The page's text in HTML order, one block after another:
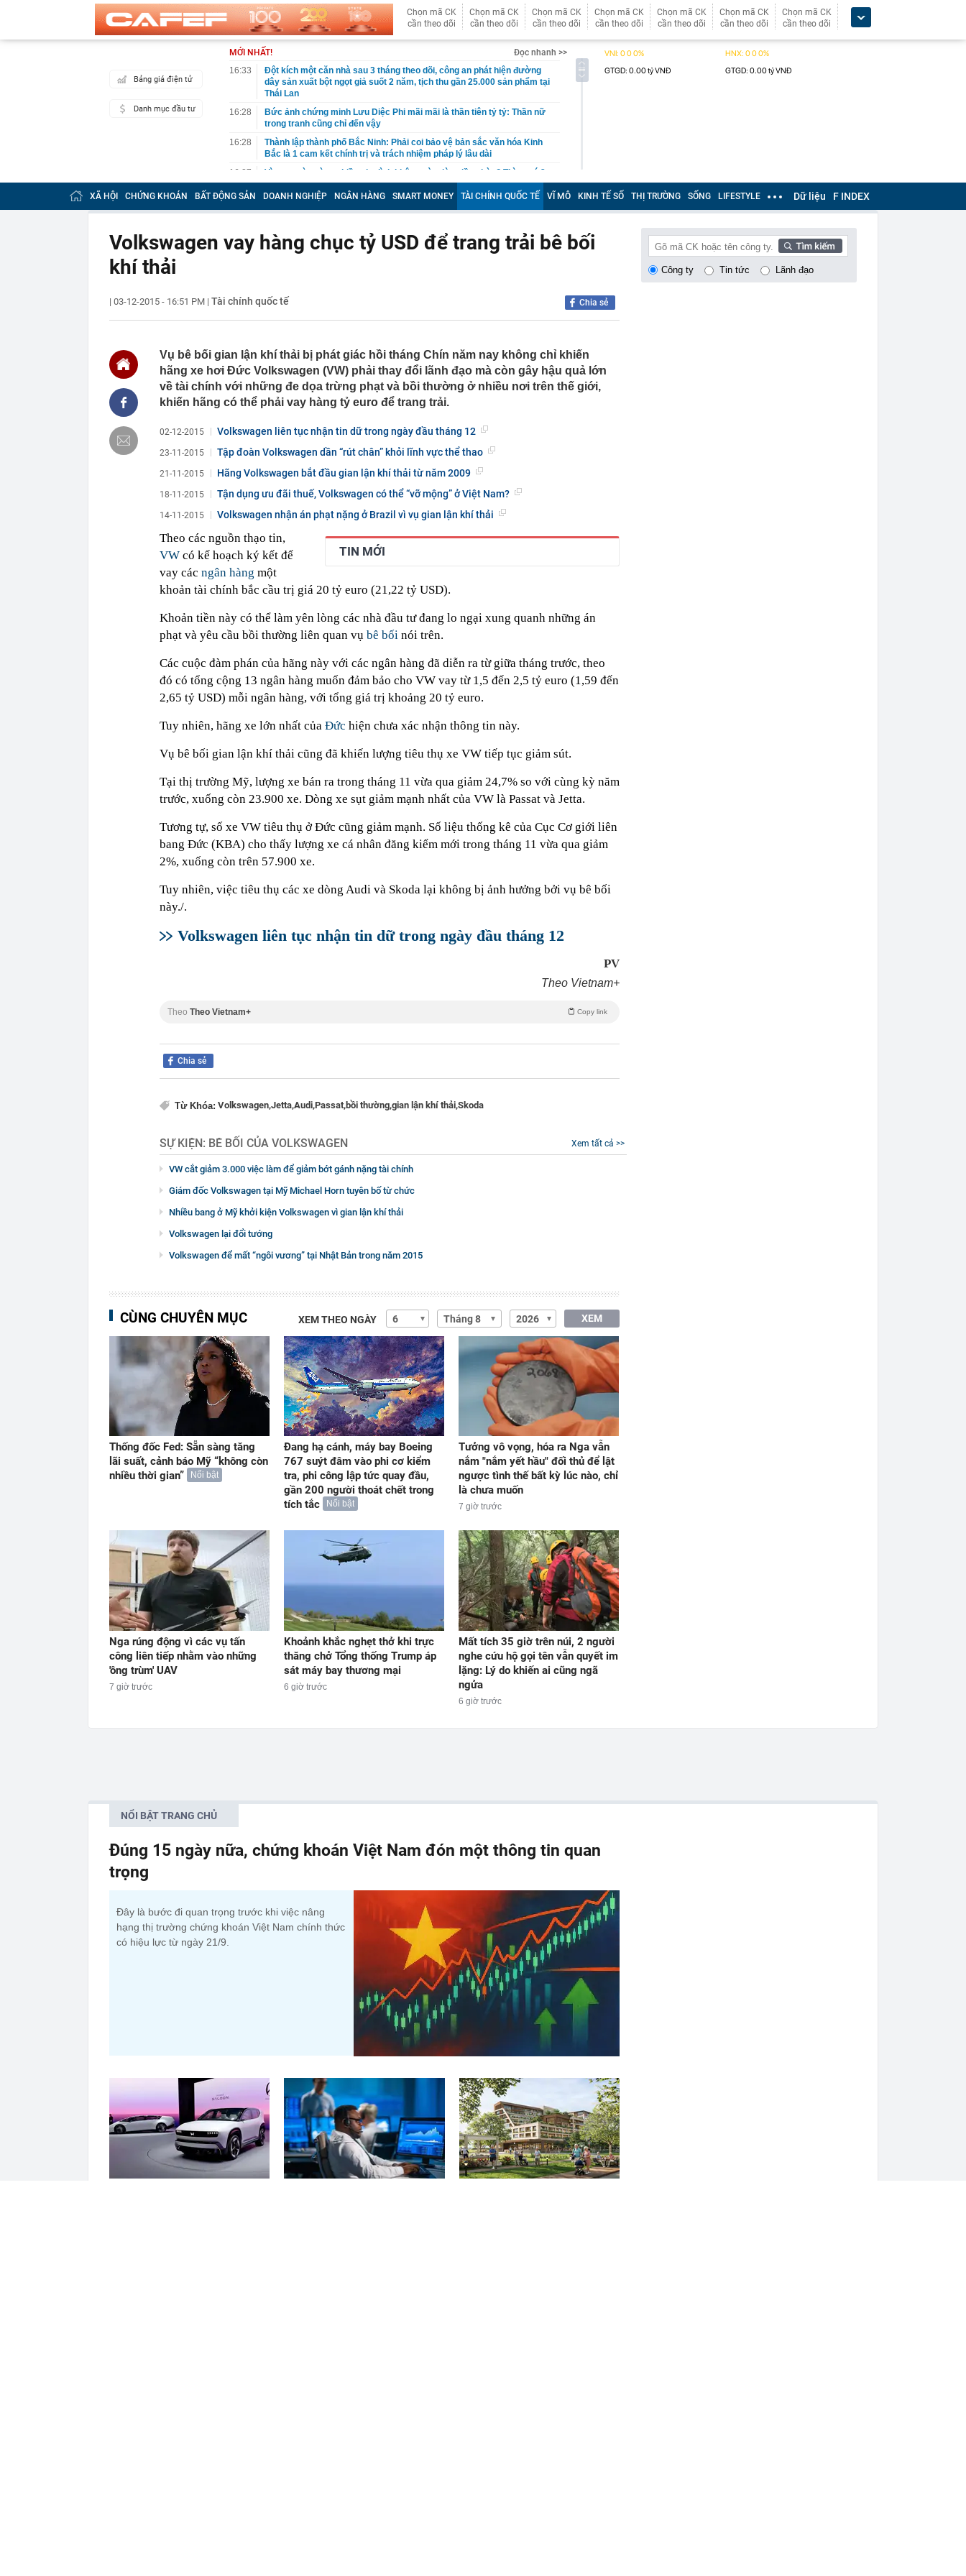
Chọn mã CK
cần theo dõi
Chọn mã CK
cần theo dõi
Chọn mã CK
cần theo dõi
Chọn mã CK
cần theo dõi
Chọn mã CK
cần theo dõi
Chọn mã CK
cần theo dõi
Chọn mã CK
cần theo dõi
Bảng giá điện tử
Danh mục đầu tư
MỚI NHẤT!
Đọc nhanh >>
16:33
Đột kích một căn nhà sau 3 tháng theo dõi, công an phát hiện đường
dây sản xuất bột ngọt giả suốt 2 năm, tịch thu gần 25.000 sản phẩm tại
Thái Lan
16:28
Bức ảnh chứng minh Lưu Diệc Phi mãi mãi là thần tiên tỷ tỷ: Thần nữ
trong tranh cũng chỉ đến vậy
16:28
Thành lập thành phố Bắc Ninh: Phải coi bảo vệ bản sắc văn hóa Kinh
Bắc là 1 cam kết chính trị và trách nhiệm pháp lý lâu dài
16:27
Vì sao ngày càng nhiều gia đình không còn dùng lồng bàn? Thì ra có 2
cách cất thức ăn khác hiệu quả hơn hẳn
MB tự tin kế hoạch lợi nhuận 2026, tiếp tục dẫn đầu về CASA và “fix
cứng” tỷ lệ cho vay bất động sản ở mức 13% +/-2%
Vượt Thái Lan, Việt Nam trở thành thị trường lớn thứ hai Đông Nam Á
trong lĩnh vực hàng triệu người dùng
tục mà không hay biết
16:16
Mốc quan trọng 06/8/2026: Cùng với BIDV và Weixin Pay, NAPAS đã
16:11
Người mẹ sát hại con để trục lợi hơn 4 tỷ đồng tiền bảo hiểm lĩnh án
chung thân
16:10
Nga rúng động vì các vụ tấn công liên tiếp nhằm vào những 'ông trùm'
UAV
16:10
Công an đề nghị 3.055 chủ phương tiện mang biển số sau nhanh chóng
nộp phạt nguội theo Nghị định 168
16:05
VPBank cảnh báo nóng khán giả mua vé BIGBANG: Không có vé nội
bộ, cẩn thận chiêu trò lừa đảo
Việt Nam có 1 nơi mát mẻ quanh năm chỉ khoảng 20 độ, sở hữu cung
đường thuộc nhóm "tứ đại đỉnh đèo", được Oscar du lịch vinh danh
liên tục
đồng, 'cân' được xăng từ E20 đến E100
16:01
PNJ gây chú ý giữa tâm bão kim cương
16:00
Hai gói mì Ý làm lộ "vết nứt" trong nhiều gia đình có hai con
15:59
Lệnh khám xét chỗ ở, nơi làm việc, bắt tạm giam Chủ tịch HĐQT
15:57
Tạo lợi thế mới để đón dòng FDI chất lượng cao
luận vi phạm nội quy
XÃ HỘI CHỨNG KHOÁN BẤT ĐỘNG SẢN DOANH NGHIỆP NGÂN HÀNG SMART MONEY TÀI CHÍNH QUỐC TẾ VĨ MÔ KINH TẾ SỐ THỊ TRƯỜNG SỐNG LIFESTYLE Dữ liệu F INDEX
Volkswagen vay hàng chục tỷ USD để trang trải bê bối
khí thải
| 03-12-2015 - 16:51 PM | Tài chính quốc tế Chia sẻ
Vụ bê bối gian lận khí thải bị phát giác hồi tháng Chín năm nay không chỉ khiến
hãng xe hơi Đức Volkswagen (VW) phải thay đổi lãnh đạo mà còn gây hậu quả lớn
về tài chính với những đe dọa trừng phạt và bồi thường ở nhiều nơi trên thế giới,
khiến hãng có thể phải vay hàng tỷ euro để trang trải.
02-12-2015 Volkswagen liên tục nhận tin dữ trong ngày đầu tháng 12
23-11-2015 Tập đoàn Volkswagen dần “rút chân” khỏi lĩnh vực thể thao
21-11-2015 Hãng Volkswagen bắt đầu gian lận khí thải từ năm 2009
18-11-2015 Tận dụng ưu đãi thuế, Volkswagen có thể “vỡ mộng” ở Việt Nam?
14-11-2015 Volkswagen nhận án phạt nặng ở Brazil vì vụ gian lận khí thải
TIN MỚI
Theo các nguồn thạo tin,
VW có kế hoạch ký kết để
vay các ngân hàng một
khoản tài chính bắc cầu trị giá 20 tỷ euro (21,22 tỷ USD).
Khoản tiền này có thể làm yên lòng các nhà đầu tư đang lo ngại xung quanh những án
phạt và yêu cầu bồi thường liên quan vụ bê bối nói trên.
Các cuộc đàm phán của hãng này với các ngân hàng đã diễn ra từ giữa tháng trước, theo
đó có tổng cộng 13 ngân hàng muốn đảm bảo cho VW vay từ 1,5 đến 2,5 tỷ euro (1,59 đến
2,65 tỷ USD) mỗi ngân hàng, với tổng giá trị khoảng 20 tỷ euro.
Tuy nhiên, hãng xe lớn nhất của Đức hiện chưa xác nhận thông tin này.
Vụ bê bối gian lận khí thải cũng đã khiến lượng tiêu thụ xe VW tiếp tục giảm sút.
Tại thị trường Mỹ, lượng xe bán ra trong tháng 11 vừa qua giảm 24,7% so với cùng kỳ năm
trước, xuống còn 23.900 xe. Dòng xe sụt giảm mạnh nhất của VW là Passat và Jetta.
Tương tự, số xe VW tiêu thụ ở Đức cũng giảm mạnh. Số liệu thống kê của Cục Cơ giới liên
bang Đức (KBA) cho thấy lượng xe cá nhân đăng kiểm mới trong tháng 11 vừa qua giảm
2%, xuống còn trên 57.900 xe.
Tuy nhiên, việc tiêu thụ các xe dòng Audi và Skoda lại không bị ảnh hưởng bởi vụ bê bối
này./.
Volkswagen liên tục nhận tin dữ trong ngày đầu tháng 12
PV
Theo Vietnam+
Theo Theo Vietnam+ Copy link
Chia sẻ
Từ Khóa: Volkswagen,Jetta,Audi,Passat,bồi thường,gian lận khí thải,Skoda
SỰ KIỆN: BÊ BỐI CỦA VOLKSWAGEN Xem tất cả >>
VW cắt giảm 3.000 việc làm để giảm bớt gánh nặng tài chính
Giám đốc Volkswagen tại Mỹ Michael Horn tuyên bố từ chức
Nhiều bang ở Mỹ khởi kiện Volkswagen vì gian lận khí thải
Volkswagen lại đổi tướng
Volkswagen để mất “ngôi vương” tại Nhật Bản trong năm 2015
CÙNG CHUYÊN MỤC XEM THEO NGÀY XEM
Thống đốc Fed: Sẵn sàng tăng
lãi suất, cảnh báo Mỹ “không còn
nhiều thời gian”
Nổi bật
Đang hạ cánh, máy bay Boeing
767 suýt đâm vào phi cơ kiểm
tra, phi công lập tức quay đầu,
gần 200 người thoát chết trong
tích tắc
Nổi bật
Tưởng vô vọng, hóa ra Nga vẫn
nắm "nắm yết hầu" đối thủ để lật
ngược tình thế bất kỳ lúc nào, chỉ
là chưa muốn
7 giờ trước
Nga rúng động vì các vụ tấn
công liên tiếp nhằm vào những
'ông trùm' UAV
7 giờ trước
Khoảnh khắc nghẹt thở khi trực
thăng chở Tổng thống Trump áp
sát máy bay thương mại
6 giờ trước
Mất tích 35 giờ trên núi, 2 người
nghe cứu hộ gọi tên vẫn quyết im
lặng: Lý do khiến ai cũng ngã
ngửa
6 giờ trước
Công ty Tin tức Lãnh đạo
NỔI BẬT TRANG CHỦ
Đúng 15 ngày nữa, chứng khoán Việt Nam đón một thông tin quan
trọng
Đây là bước đi quan trọng trước khi việc nâng
hạng thị trường chứng khoán Việt Nam chính thức
có hiệu lực từ ngày 21/9.